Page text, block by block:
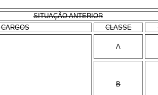
SITUAÇÃO ANTERIOR
CARGOS
CLASSE
A
B